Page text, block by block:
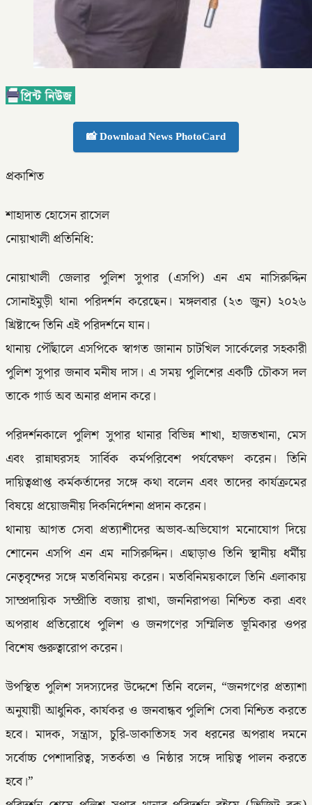
📸 Download News PhotoCard
প্রকাশিত
শাহাদাত হোসেন রাসেল
নোয়াখালী প্রতিনিধি:
নোয়াখালী জেলার পুলিশ সুপার (এসপি) এন এম নাসিরুদ্দিন
সোনাইমুড়ী থানা পরিদর্শন করেছেন। মঙ্গলবার (২৩ জুন) ২০২৬
খ্রিষ্টাব্দে তিনি এই পরিদর্শনে যান।
​থানায় পৌঁছালে এসপিকে স্বাগত জানান চাটখিল সার্কেলের সহকারী
পুলিশ সুপার জনাব মনীষ দাস। এ সময় পুলিশের একটি চৌকস দল
তাকে গার্ড অব অনার প্রদান করে।
​পরিদর্শনকালে পুলিশ সুপার থানার বিভিন্ন শাখা, হাজতখানা, মেস
এবং রান্নাঘরসহ সার্বিক কর্মপরিবেশ পর্যবেক্ষণ করেন। তিনি
দায়িত্বপ্রাপ্ত কর্মকর্তাদের সঙ্গে কথা বলেন এবং তাদের কার্যক্রমের
বিষয়ে প্রয়োজনীয় দিকনির্দেশনা প্রদান করেন।
​থানায় আগত সেবা প্রত্যাশীদের অভাব-অভিযোগ মনোযোগ দিয়ে
শোনেন এসপি এন এম নাসিরুদ্দিন। এছাড়াও তিনি স্থানীয় ধর্মীয়
নেতৃবৃন্দের সঙ্গে মতবিনিময় করেন। মতবিনিময়কালে তিনি এলাকায়
সাম্প্রদায়িক সম্প্রীতি বজায় রাখা, জননিরাপত্তা নিশ্চিত করা এবং
অপরাধ প্রতিরোধে পুলিশ ও জনগণের সম্মিলিত ভূমিকার ওপর
বিশেষ গুরুত্বারোপ করেন।
​উপস্থিত পুলিশ সদস্যদের উদ্দেশে তিনি বলেন, “জনগণের প্রত্যাশা
অনুযায়ী আধুনিক, কার্যকর ও জনবান্ধব পুলিশি সেবা নিশ্চিত করতে
হবে। মাদক, সন্ত্রাস, চুরি-ডাকাতিসহ সব ধরনের অপরাধ দমনে
সর্বোচ্চ পেশাদারিত্ব, সতর্কতা ও নিষ্ঠার সঙ্গে দায়িত্ব পালন করতে
হবে।”